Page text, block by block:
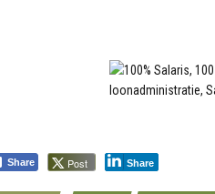
Share Post Share